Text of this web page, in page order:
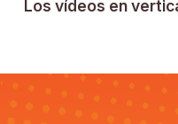
Los vídeos en